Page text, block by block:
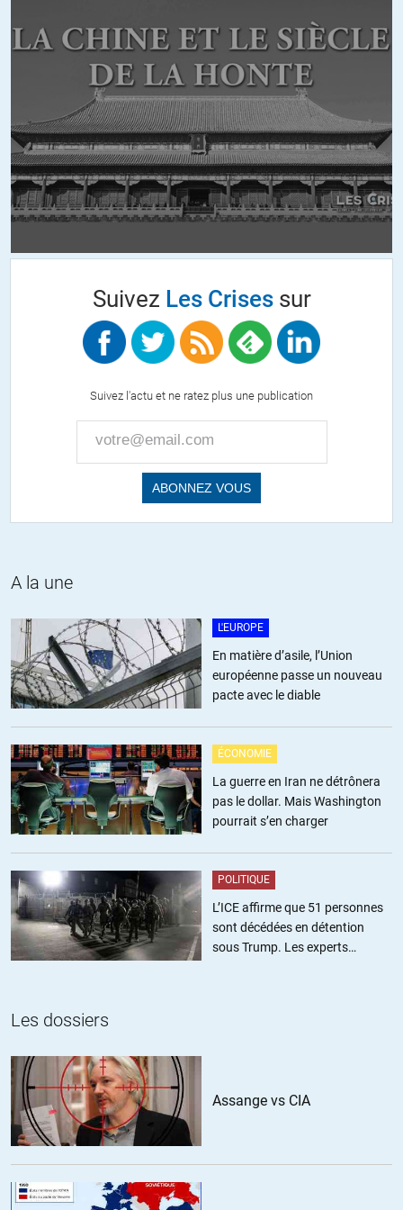
société.
Darras//01.05.2021 à 19h21
C’est faux, le néolibéralisme est totalement anti libéral.
Le libéralisme avait inventé les lois anti-trust, interdisait les
ventes à découvert, et séparait le métier de banque de dépôt et
Le néolibéralisme s’affranchit de tous ces freins, favorise les
C’est une sorte de communisme privatisé. C’est aussi éloigné du
conservatisme.
Anfer//02.05.2021 à 14h51
Le marché spontané autoregulateur ?
autoregulateur ?
L’état…
+3
non , l’état ne crée pas le marché , au pire il le fausse.
Les lois anti-trust ne créent pas le marché , elles corrigent un
excès sans pour cela intervenir sur l’ensemble du marché.
Donc l’état agit à la marge et surtout ne vient pas mettre la
pagaille dans le reste.
utopiste//01.05.2021 à 21h54
économique. Quand on confond/rassemble les deux ça donne à
tout ce que sa fortune permet de faire sans se soucier de l’avis (et
de la vie) des autres individus.
+2 ALERTER
Le liberalisme, c’est la croyance dans des droits naturels donnés
Suivez Les Crisessur
Suivez l'actu et ne ratez plus une publication
A la une
L'EUROPE
En matière d’asile, l’Union
européenne passe un nouveau
pacte avec le diable
ÉCONOMIE
La guerre en Iran ne détrônera
pas le dollar. Mais Washington
pourrait s’en charger
POLITIQUE
L’ICE affirme que 51 personnes
sont décédées en détention
sous Trump. Les experts
Les dossiers
Assange vs CIA